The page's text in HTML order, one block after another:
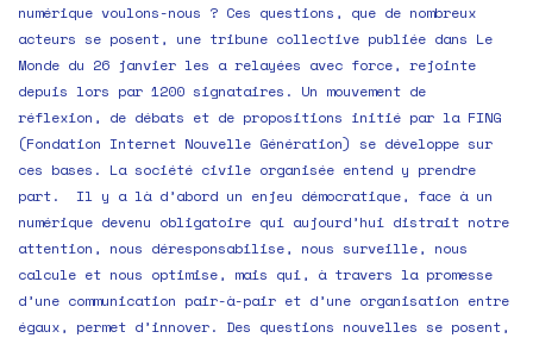
numérique voulons-nous ? Ces questions, que de nombreux
acteurs se posent, une tribune collective publiée dans Le
Monde du 26 janvier les a relayées avec force, rejointe
depuis lors par 1200 signataires. Un mouvement de
réflexion, de débats et de propositions initié par la FING
(Fondation Internet Nouvelle Génération) se développe sur
ces bases. La société civile organisée entend y prendre
part. Il y a là d’abord un enjeu démocratique, face à un
numérique devenu obligatoire qui aujourd’hui distrait notre
attention, nous déresponsabilise, nous surveille, nous
calcule et nous optimise, mais qui, à travers la promesse
d’une communication pair-à-pair et d’une organisation entre
égaux, permet d’innover. Des questions nouvelles se posent,